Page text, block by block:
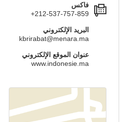
فاكس
+212-537-757-859
البريد الإلكتروني
kbrirabat@menara.ma
عنوان الموقع الإلكتروني
www.indonesie.ma